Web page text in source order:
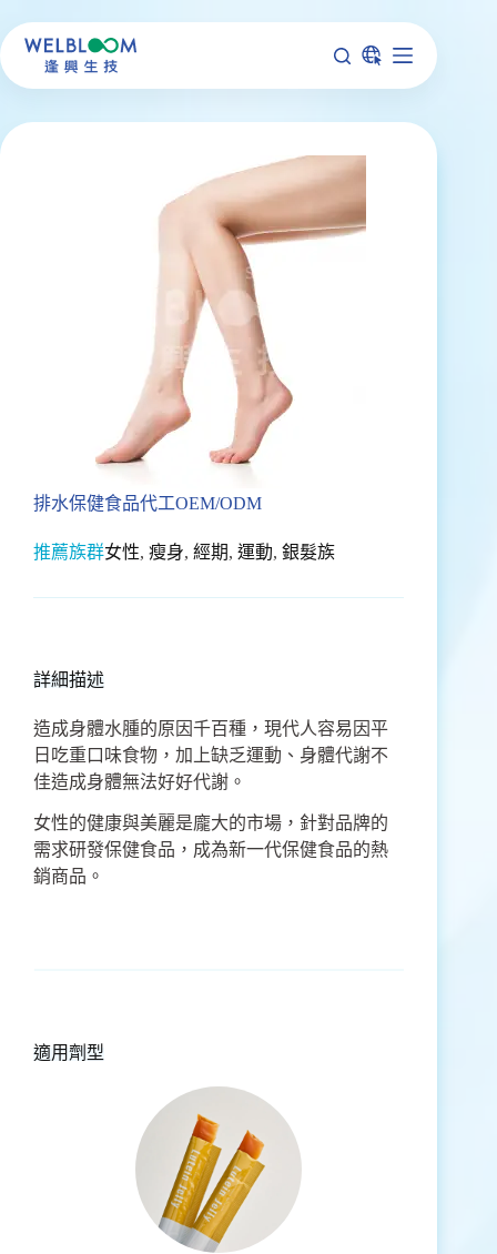
至
主
容
排水保健食品代工OEM/ODM
推薦族群女性, 瘦身, 經期, 運動, 銀髮族
詳細描述
造成身體水腫的原因千百種，現代人容易因平
日吃重口味食物，加上缺乏運動、身體代謝不
佳造成身體無法好好代謝。
女性的健康與美麗是龐大的市場，針對品牌的
需求研發保健食品，成為新一代保健食品的熱
銷商品。
適用劑型